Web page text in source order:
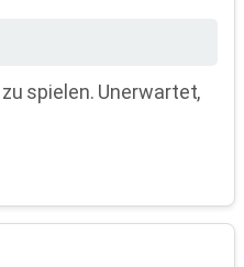
spielen. Unerwartet,